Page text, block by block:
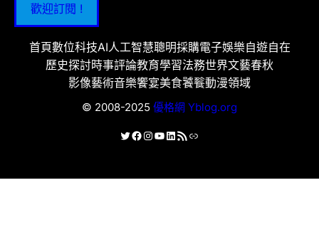
歡迎訂閱 !
首頁數位科技AI人工智慧聰明採購電子娛樂自遊自在
歷史探討時事評論教育學習法務世界文藝春秋
影像藝術音樂饗宴美食饕餮動漫領域
© 2008-2025 優格網 Yblog.org
X Facebook
Instagram
YouTube
LinkedIn
RSS 資訊提供連結